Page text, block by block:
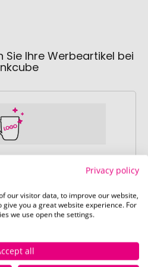
Sie Ihre Werbeartikel bei
passen Sie diese
an.
Privacy policy
our visitor data, to improve our website,
you a great website experience. For
we use open the settings.
all